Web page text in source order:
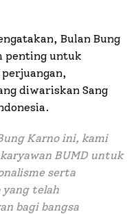
Bulan Bung
penting untuk
diwariskan Sang
Karno ini, kami
BUMD untuk
serta
yang telah
bagi bangsa